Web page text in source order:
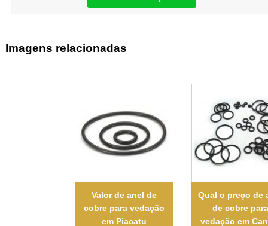
Imagens relacionadas
Valor de anel de
cobre para vedação
em Piacatu
Qual o preço de
de cobre
vedação em